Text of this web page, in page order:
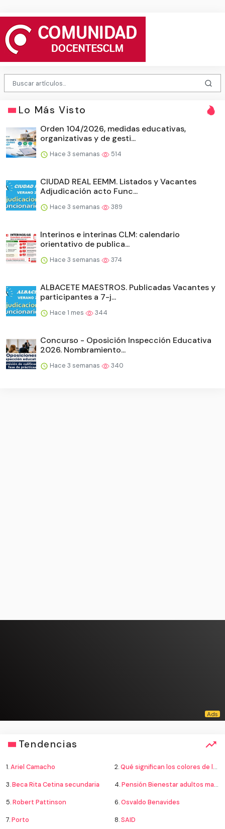
Lo Más Visto
Orden 104/2026, medidas educativas,
organizativas y de gesti...
Hace 3 semanas 514
CIUDAD REAL EEMM. Listados y Vacantes
Adjudicación acto Func...
Hace 3 semanas 389
Interinos e interinas CLM: calendario
orientativo de publica...
Hace 3 semanas 374
ALBACETE MAESTROS. Publicadas Vacantes y
participantes a 7-j...
Hace 1 mes 344
Concurso - Oposición Inspección Educativa
2026. Nombramiento...
Hace 3 semanas 340
Tendencias
1.Ariel Camacho 2.Qué significan los colores de la bandera
3.Beca Rita Cetina secundaria 4.Pensión Bienestar adultos mayores
5.Robert Pattinson 6.Osvaldo Benavides
7.Porto 8.SAID